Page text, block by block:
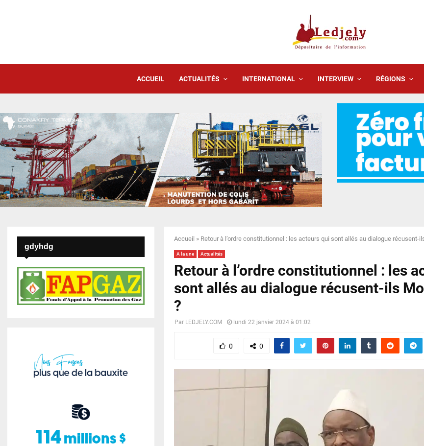
ACCUEIL ACTUALITÉS INTERNATIONAL INTERVIEW RÉGIONS
Accueil » Retour à l’ordre constitutionnel : les acteurs qui sont allés au dialogue récusent-
A la une Actualités
Retour à l’ordre constitutionnel : les
sont allés au dialogue récusent-ils
?
Par LEDJELY.COM lundi 22 janvier 2024 à 01:02
0 0
gdyhdg